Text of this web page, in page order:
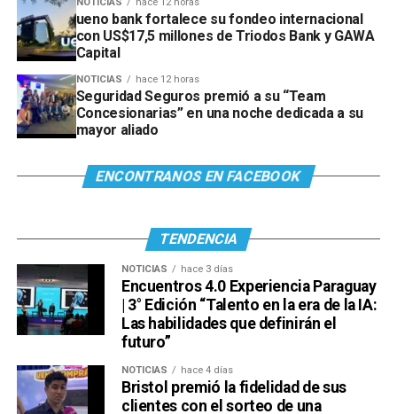
NOTICIAS hace 12 horas
ueno bank fortalece su fondeo internacional
con US$17,5 millones de Triodos Bank y GAWA
Capital
NOTICIAS hace 12 horas
Seguridad Seguros premió a su “Team
Concesionarias” en una noche dedicada a su
mayor aliado
ENCONTRANOS EN FACEBOOK
TENDENCIA
NOTICIAS hace 3 días
Encuentros 4.0 Experiencia Paraguay
| 3° Edición “Talento en la era de la IA:
Las habilidades que definirán el
futuro”
NOTICIAS hace 4 días
Bristol premió la fidelidad de sus
clientes con el sorteo de una